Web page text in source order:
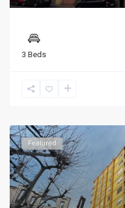
3 Beds
Featured